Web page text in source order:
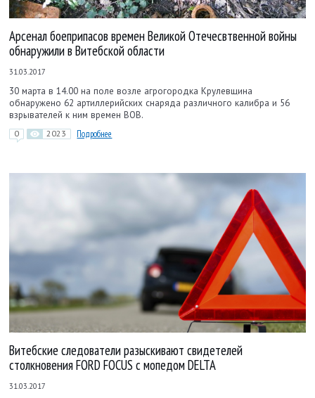
Арсенал боеприпасов времен Великой Отечесвтвенной войны
обнаружили в Витебской области
31.03.2017
30 марта в 14.00 на поле возле агрогородка Крулевщина
обнаружено 62 артиллерийских снаряда различного калибра и 56
взрывателей к ним времен ВОВ.
0 2023 Подробнее
Витебские следователи разыскивают свидетелей
столкновения FORD FOCUS с мопедом DELTA
31.03.2017